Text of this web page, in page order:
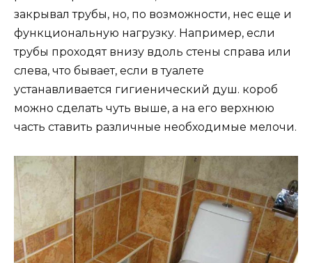
закрывал трубы, но, по возможности, нес еще и
функциональную нагрузку. Например, если
трубы проходят внизу вдоль стены справа или
слева, что бывает, если в туалете
устанавливается гигиенический душ. короб
можно сделать чуть выше, а на его верхнюю
часть ставить различные необходимые мелочи.